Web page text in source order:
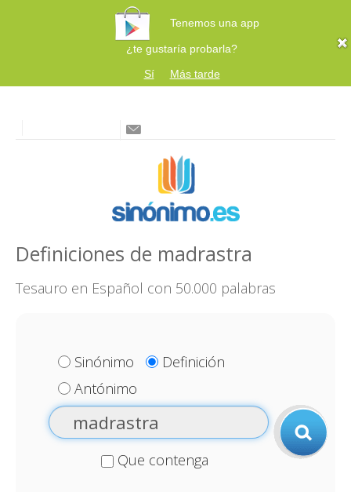
Tenemos una app
¿te gustaría probarla?
Sí
Más tarde
Definiciones de madrastra
Tesauro en Español con 50.000 palabras
Sinónimo
Definición
Antónimo
Que contenga